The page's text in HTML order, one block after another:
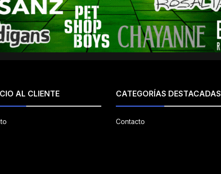
AL CLIENTE CATEGORÍAS DESTACADAS
Contacto